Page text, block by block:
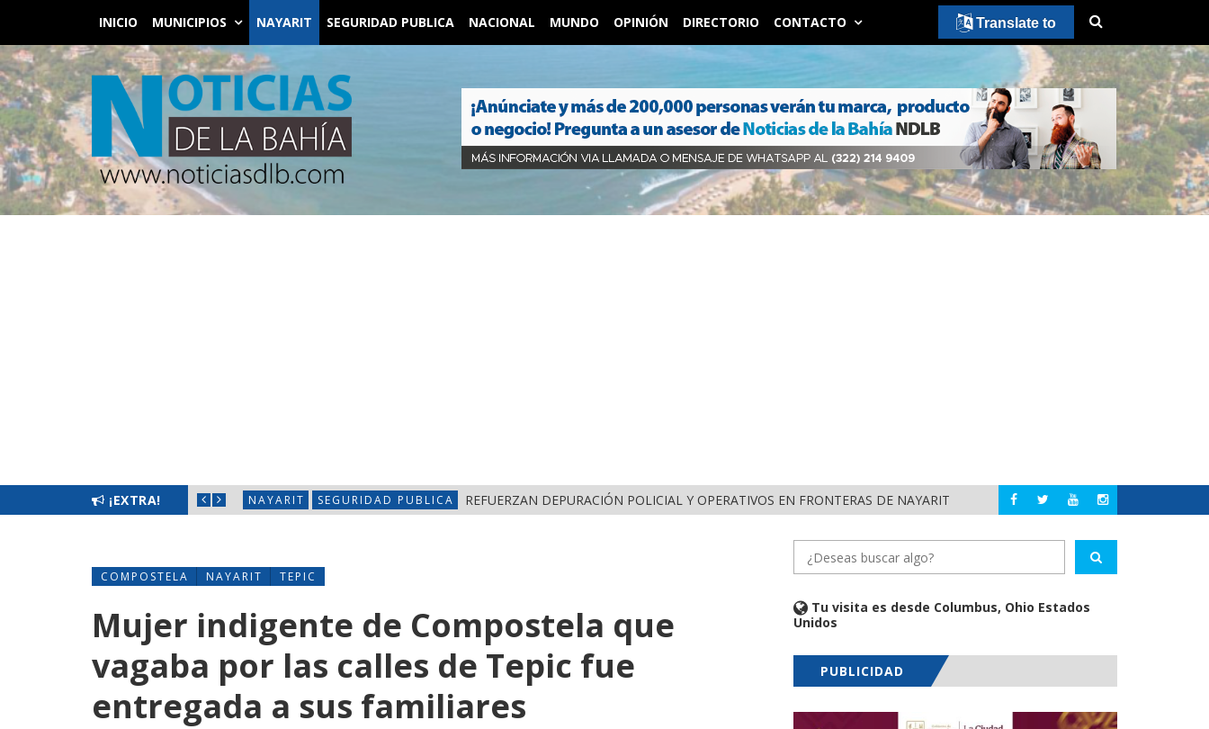
INICIO MUNICIPIOS NAYARIT SEGURIDAD PUBLICA NACIONAL MUNDO OPINIÓN DIRECTORIO CONTACTO
¡EXTRA!
EN BAHÍA DE BANDERAS NAYARIT SEGURIDAD PUBLICA REFUERZAN DEPURACIÓN POLICIAL Y OPERATIVOS EN FRONTERAS DE NAYARIT NAYARIT MUNICIPIOS DE
COMPOSTELA NAYARIT TEPIC
Mujer indigente de Compostela que
vagaba por las calles de Tepic fue
entregada a sus familiares
Tu visita es desde Columbus, Ohio Estados
Unidos
PUBLICIDAD
Translate to